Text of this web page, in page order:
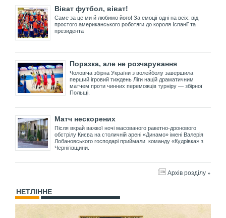
Віват футбол, віват!
Саме за це ми й любимо його! За емоції одні на всіх: від
простого американського роботяги до короля Іспанії та
президента
Поразка, але не розчарування
Чоловіча збірна України з волейболу завершила
перший ігровий тиждень Ліги націй драматичним
матчем проти чинних переможців турніру — збірної
Польщі.
Матч нескорених
Після вкрай важкої ночі масованого ракетно-дронового
обстрілу Києва на столичній арені «Динамо» імені Валерія
Лобановського господарі приймали команду «Кудрівка» з
Чернігівщини.
Архів розділу »
НЕТЛІННЕ